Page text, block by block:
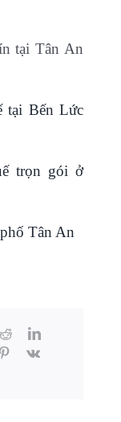
tại Tân An
tại Bến Lức
trọn gói ở
Tân An